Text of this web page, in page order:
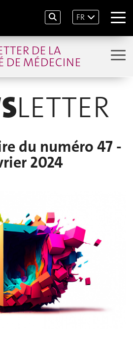
FR
DE LA
DE MÉDECINE
LETTER
du numéro 47 -
2024